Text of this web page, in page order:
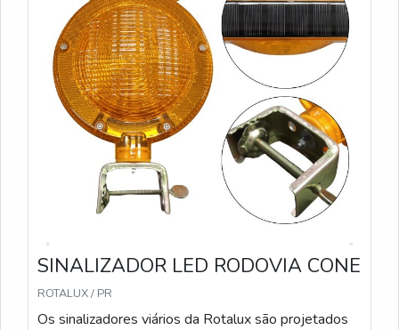
SINALIZADOR LED RODOVIA CONE
ROTALUX / PR
Os sinalizadores viários da Rotalux são projetados